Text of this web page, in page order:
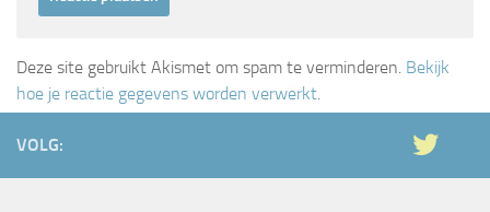
Deze site gebruikt Akismet om spam te verminderen. Bekijk
hoe je reactie gegevens worden verwerkt.
VOLG: